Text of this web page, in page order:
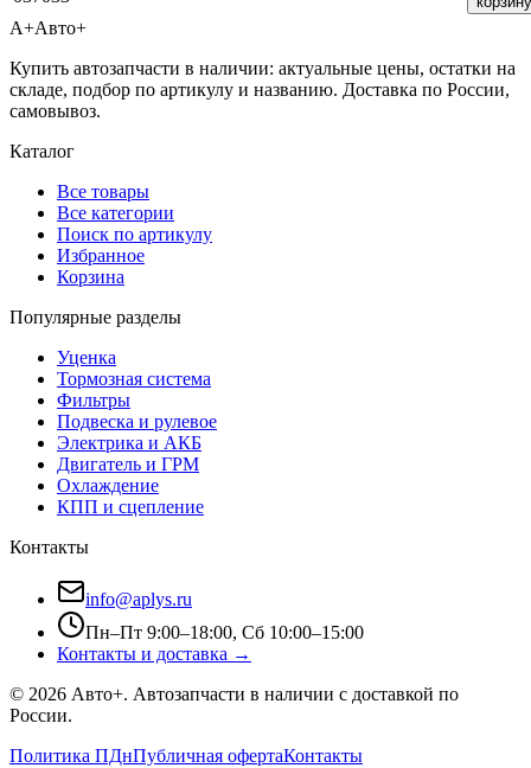
А+Авто+
Купить автозапчасти в наличии: актуальные цены, остатки на
складе, подбор по артикулу и названию. Доставка по России,
самовывоз.
Каталог
Все товары
Все категории
Поиск по артикулу
Избранное
Корзина
Популярные разделы
Уценка
Тормозная система
Фильтры
Подвеска и рулевое
Электрика и АКБ
Двигатель и ГРМ
Охлаждение
КПП и сцепление
Контакты
info@aplys.ru
Пн–Пт 9:00–18:00, Сб 10:00–15:00
Контакты и доставка →
© 2026 Авто+. Автозапчасти в наличии с доставкой по
России.
Политика ПДнПубличная офертаКонтакты